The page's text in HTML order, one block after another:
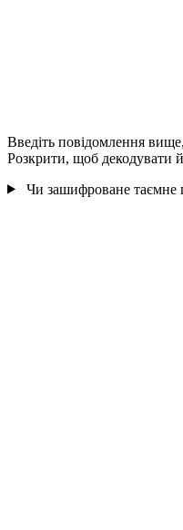
Введіть повідомлення
Розкрити, щоб декодувати
Чи зашифроване таємне